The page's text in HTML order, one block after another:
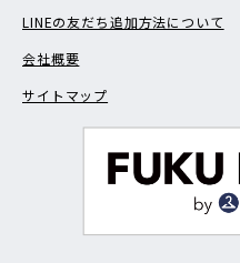
LINEの友だち追加方法について
会社概要
サイトマップ